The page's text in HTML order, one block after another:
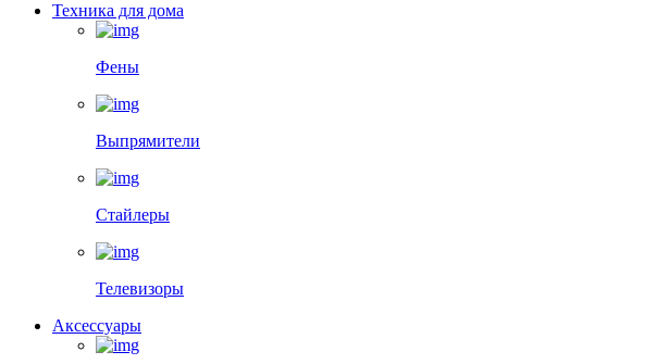
Техника для дома
Фены
Выпрямители
Стайлеры
Телевизоры
Аксессуары